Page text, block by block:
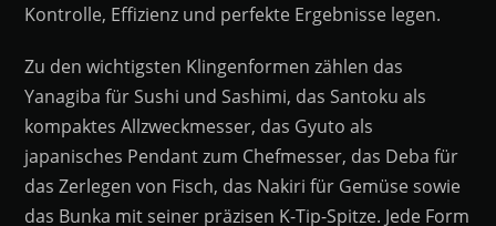
Kontrolle, Effizienz und perfekte Ergebnisse legen.
Zu den wichtigsten Klingenformen zählen das
Yanagiba für Sushi und Sashimi, das Santoku als
kompaktes Allzweckmesser, das Gyuto als
japanisches Pendant zum Chefmesser, das Deba für
das Zerlegen von Fisch, das Nakiri für Gemüse sowie
das Bunka mit seiner präzisen K-Tip-Spitze. Jede Form